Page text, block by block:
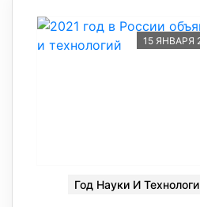
15 ЯНВАРЯ
Год Науки И